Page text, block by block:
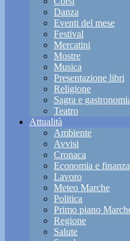
Danza
Eventi del mese
Festival
Mercatini
Mostre
Musica
Presentazione libri
Religione
Sagra e
Teatro
Attualità
Ambiente
Avvisi
Cronaca
Economia e finanza
Lavoro
Meteo Marche
Politica
Primo piano
Regione
Salute